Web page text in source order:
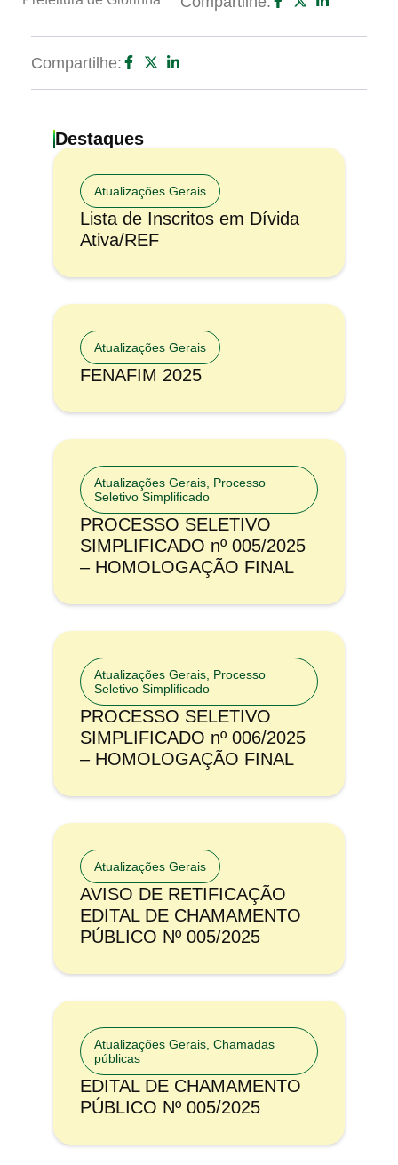
Compartilhe:
Destaques
Atualizações Gerais
Lista de Inscritos em Dívida
Ativa/REF
Atualizações Gerais
FENAFIM 2025
Atualizações Gerais Processo
Seletivo Simplificado
PROCESSO SELETIVO
SIMPLIFICADO nº 005/2025
– HOMOLOGAÇÃO FINAL
Atualizações Gerais Processo
Seletivo Simplificado
PROCESSO SELETIVO
SIMPLIFICADO nº 006/2025
– HOMOLOGAÇÃO FINAL
Atualizações Gerais
AVISO DE RETIFICAÇÃO
EDITAL DE CHAMAMENTO
PÚBLICO Nº 005/2025
Atualizações Gerais Chamadas
públicas
EDITAL DE CHAMAMENTO
PÚBLICO Nº 005/2025